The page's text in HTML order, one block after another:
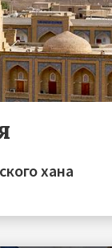
хана